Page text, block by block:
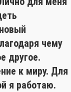
чему
другое.
к миру. Для
я работаю.